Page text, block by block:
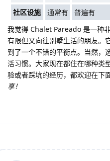
社区设施
通常有 普遍有
我觉得 Chalet Pareado 是一种
有限但又向往别墅生活的朋友。
到了一个不错的平衡点。当然，
活习惯。大家现在都住在哪种类
验或者踩坑的经历，都欢迎在下
享！